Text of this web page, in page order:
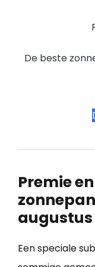
De beste
Premie
augustus
Een speciale